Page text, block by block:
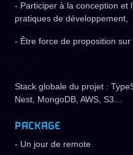
- Participer à la conception et
pratiques de développement,
- Être force de proposition sur
Stack globale du projet :
Nest, MongoDB, AWS, S3...
PACKAGE
- Un jour de remote